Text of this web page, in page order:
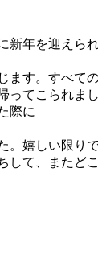
年を迎えら
す。すべて
てこられ
際に
。嬉しい限りで
て、またど